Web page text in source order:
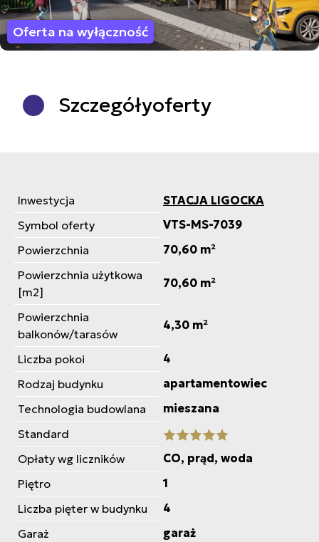
Oferta na wyłączność
Szczegółyoferty
Inwestycja
STACJA LIGOCKA
Symbol oferty
VTS-MS-7039
Powierzchnia
70,60 m²
Powierzchnia użytkowa
[m2]
70,60 m²
Powierzchnia
balkonów/tarasów
4,30 m²
Liczba pokoi
4
Rodzaj budynku
apartamentowiec
Technologia budowlana
mieszana
Standard
Opłaty wg liczników
CO, prąd, woda
Piętro
1
Liczba pięter w budynku
4
Garaż
garaż